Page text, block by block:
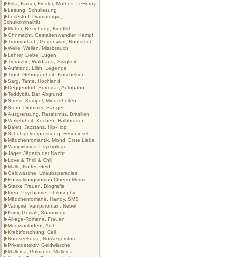
Kika, Kaiser, Fiedler, Mothes, LeHuray
Lesung, Schullesung
Lesestoff, Dramaturgie,
Schulkriminalität
Mutter, Beziehung, Konflikt
Ohnmacht, Gestaltenwandler, Kampf
Traumurlaub, Gegenwart, Bootstour
Welle, Wellen, Missbrauch
Lehrer, Liebe, Lügen
Tierärztin, Waldrand, Ewigkeit
Aufstand, Lilith, Legende
Trost, Geborgenheit, Kuscheltier
Sarg, Tante, Hochland
Deggendorf, Surrogat, Autobahn
Teddybär, Bär, Abgrund
Stress, Kumpel, Minderheiten
Stern, Drummer, Sänger
Ausgrenzung, Rassismus, Brasilien
Verliebtheit, Kochen, Halbbruder
Balett, Jazztanz, Hip-Hop
Schutzgelderpressung, Ferieninsel
Mädchenromantik, Mond, Erste Liebe
Vampirismus, Psychologe
Jäger, Jägerin der Nacht
Love & Thrill & Chill
Malle, Koffer, Geld
Geldwäsche, Urlaubsparadies
Entwicklungsroman,Queen Mums
Starke Frauen, Biografie
Irren, Psychiatrie, Philosophie
Mädchenromane, Handy, SMS
Vampire, Vampirroman, Nebel
Krimi, Gewalt, Spannung
All-age-Romane, Frauen
Medizinstudent, Arzt
Krebsforschung, Cell
Nordseeküste, Norwegerstute
Privatdetektiv, Geldwäsche
Mallorca, Palma de Mallorca